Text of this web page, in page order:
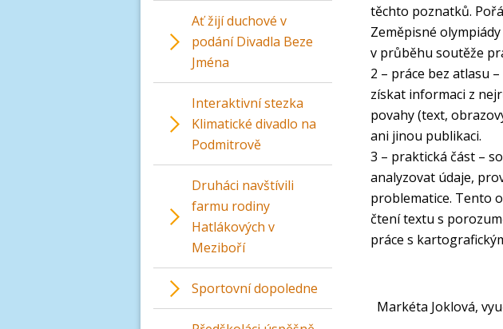
těchto poznatků.
Zeměpisné
v průběhu soutěže
2 – práce bez atlasu
získat informaci z
povahy (text,
ani jinou publikaci.
3 – praktická část –
analyzovat údaje,
problematice. Tento
čtení textu s
práce s
Markéta Joklová,
Ať žijí duchové v
podání Divadla Beze
Jména
Interaktivní stezka
Klimatické divadlo na
Podmitrově
Druháci navštívili
farmu rodiny
Hatlákových v
Meziboří
Sportovní dopoledne